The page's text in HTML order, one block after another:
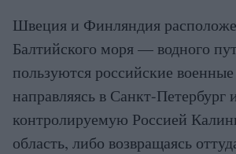
Швеция и Финляндия
Балтийского моря — водного
пользуются российские
направляясь в Санкт-Петербург
контролируемую Россией
область, либо возвращаясь